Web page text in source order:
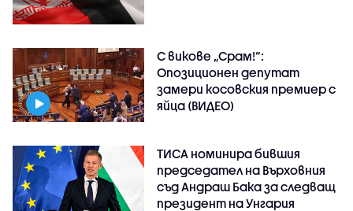
С викове „Срам!“:
Опозиционен депутат
замери косовския премиер с
яйца (ВИДЕО)
ТИСА номинира бившия
председател на Върховния
съд Андраш Бака за следващ
президент на Унгария